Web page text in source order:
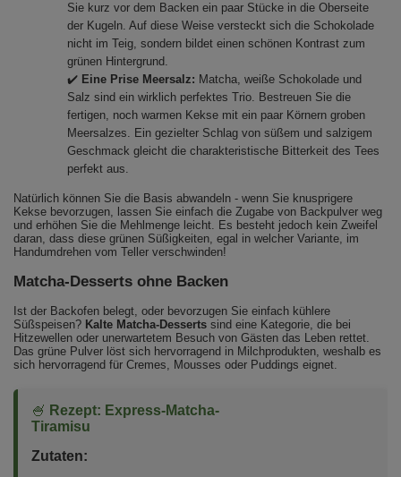
Sie kurz vor dem Backen ein paar Stücke in die Oberseite
der Kugeln. Auf diese Weise versteckt sich die Schokolade
nicht im Teig, sondern bildet einen schönen Kontrast zum
grünen Hintergrund.
✔️ Eine Prise Meersalz: Matcha, weiße Schokolade und
Salz sind ein wirklich perfektes Trio. Bestreuen Sie die
fertigen, noch warmen Kekse mit ein paar Körnern groben
Meersalzes. Ein gezielter Schlag von süßem und salzigem
Geschmack gleicht die charakteristische Bitterkeit des Tees
perfekt aus.
Natürlich können Sie die Basis abwandeln - wenn Sie knusprigere
Kekse bevorzugen, lassen Sie einfach die Zugabe von Backpulver weg
und erhöhen Sie die Mehlmenge leicht. Es besteht jedoch kein Zweifel
daran, dass diese grünen Süßigkeiten, egal in welcher Variante, im
Handumdrehen vom Teller verschwinden!
Matcha-Desserts ohne Backen
Ist der Backofen belegt, oder bevorzugen Sie einfach kühlere
Süßspeisen? Kalte Matcha-Desserts sind eine Kategorie, die bei
Hitzewellen oder unerwartetem Besuch von Gästen das Leben rettet.
Das grüne Pulver löst sich hervorragend in Milchprodukten, weshalb es
sich hervorragend für Cremes, Mousses oder Puddings eignet.
🍧 Rezept: Express-Matcha-
Tiramisu
Zutaten: